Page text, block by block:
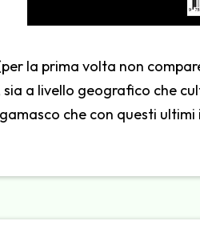
la prima volta non
a livello geografico che
che con questi